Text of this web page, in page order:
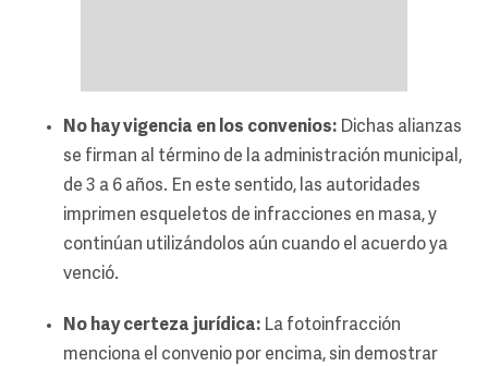
No hay vigencia en los convenios: Dichas alianzas
se firman al término de la administración municipal,
de 3 a 6 años. En este sentido, las autoridades
imprimen esqueletos de infracciones en masa, y
continúan utilizándolos aún cuando el acuerdo ya
venció.
No hay certeza jurídica: La fotoinfracción
menciona el convenio por encima, sin demostrar